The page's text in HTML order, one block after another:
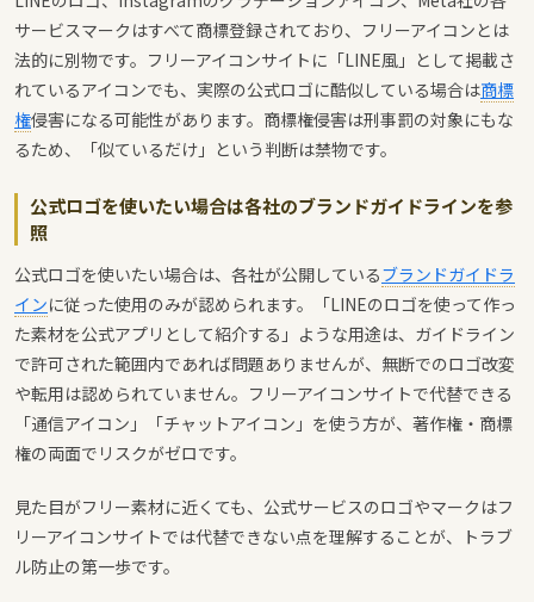
サービスマークはすべて商標登録されており、フリーアイコンとは
法的に別物です。フリーアイコンサイトに「LINE風」として掲載さ
れているアイコンでも、実際の公式ロゴに酷似している場合は商標
権侵害になる可能性があります。商標権侵害は刑事罰の対象にもな
るため、「似ているだけ」という判断は禁物です。
公式ロゴを使いたい場合は各社のブランドガイドラインを参
照
公式ロゴを使いたい場合は、各社が公開しているブランドガイドラ
インに従った使用のみが認められます。「LINEのロゴを使って作っ
た素材を公式アプリとして紹介する」ような用途は、ガイドライン
で許可された範囲内であれば問題ありませんが、無断でのロゴ改変
や転用は認められていません。フリーアイコンサイトで代替できる
「通信アイコン」「チャットアイコン」を使う方が、著作権・商標
権の両面でリスクがゼロです。
見た目がフリー素材に近くても、公式サービスのロゴやマークはフ
リーアイコンサイトでは代替できない点を理解することが、トラブ
ル防止の第一歩です。